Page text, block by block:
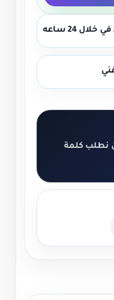
خلال 24 ساعه
نطلب كلمة